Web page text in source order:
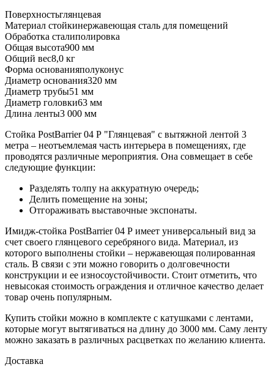
Поверхностьглянцевая
Материал стойкинержавеющая сталь для помещений
Обработка сталиполировка
Общая высота900 мм
Общий вес8,0 кг
Форма основанияполуконус
Диаметр основания320 мм
Диаметр трубы51 мм
Диаметр головки63 мм
Длина ленты3 000 мм
Стойка PostBarrier 04 Р "Глянцевая" с вытяжной лентой 3
метра – неотъемлемая часть интерьера в помещениях, где
проводятся различные мероприятия. Она совмещает в себе
следующие функции:
Разделять толпу на аккуратную очередь;
Делить помещение на зоны;
Отгораживать выставочные экспонаты.
Имидж-стойка PostBarrier 04 Р имеет универсальный вид за
счет своего глянцевого серебряного вида. Материал, из
которого выполнены стойки – нержавеющая полированная
сталь. В связи с эти можно говорить о долговечности
конструкции и ее износоустойчивости. Стоит отметить, что
невысокая стоимость ограждения и отличное качество делает
товар очень популярным.
Купить стойки можно в комплекте с катушками с лентами,
которые могут вытягиваться на длину до 3000 мм. Саму ленту
можно заказать в различных расцветках по желанию клиента.
Доставка